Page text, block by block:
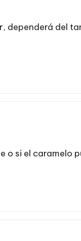
dependerá del
o si el caramelo